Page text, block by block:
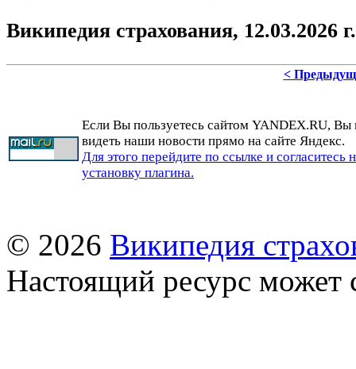
Википедия страхования, 12.03.2026 г.
<
Если Вы пользуетесь сайтом YANDEX.RU, Вы
видеть наши новости прямо на сайте Яндекс.
Для этого перейдите по ссылке и согласитесь
установку плагина.
© 2026 Википедия
Настоящий ресурс может